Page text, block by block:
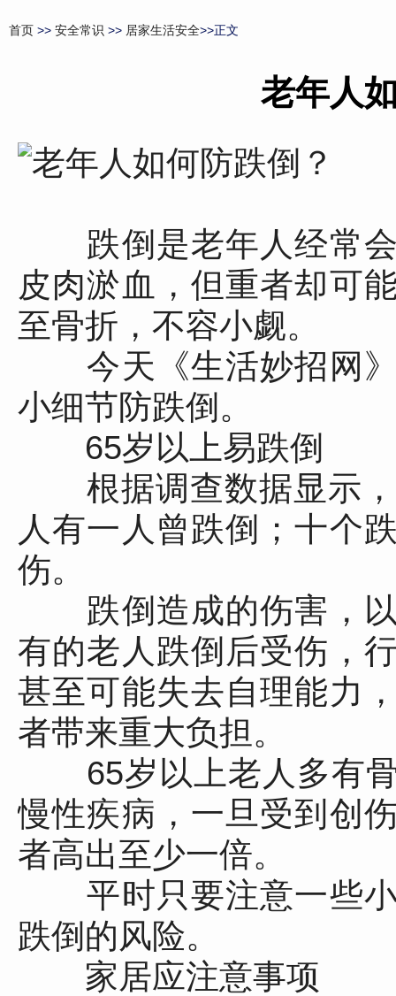
首页 >> 安全常识 >> 居家生活安全>>正文
老年人
跌倒是老年人经常会
皮肉淤血，但重者却可
至骨折，不容小觑。
今天《生活妙招网》
小细节防跌倒。
65岁以上易跌倒
根据调查数据显示，
人有一人曾跌倒；十个
伤。
跌倒造成的伤害，以
有的老人跌倒后受伤，
甚至可能失去自理能力
者带来重大负担。
65岁以上老人多有骨
慢性疾病，一旦受到创
者高出至少一倍。
平时只要注意一些小
跌倒的风险。
家居应注意事项